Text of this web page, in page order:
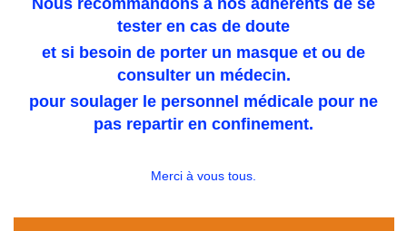
Nous recommandons à nos adhérents de se
tester en cas de doute
et si besoin de porter un masque et ou de
consulter un médecin.
pour soulager le personnel médicale pour ne
pas repartir en confinement.
Merci à vous tous.